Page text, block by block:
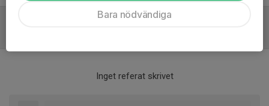
Inget referat skrivet
Bara nödvändiga